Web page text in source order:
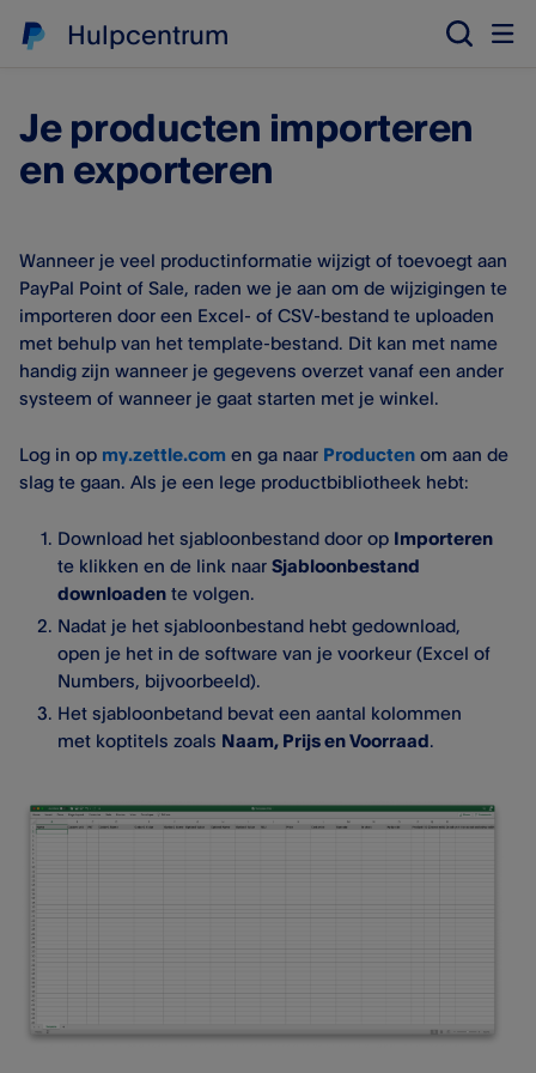
Hulpcentrum
Je producten importeren
en exporteren
Wanneer je veel productinformatie wijzigt of toevoegt aan
PayPal Point of Sale, raden we je aan om de wijzigingen te
importeren door een Excel- of CSV-bestand te uploaden
met behulp van het template-bestand. Dit kan met name
handig zijn wanneer je gegevens overzet vanaf een ander
systeem of wanneer je gaat starten met je winkel.
Log in op my.zettle.com en ga naar Producten om aan de
slag te gaan. Als je een lege productbibliotheek hebt:
Download het sjabloonbestand door op Importeren
te klikken en de link naar Sjabloonbestand
downloaden te volgen.
Nadat je het sjabloonbestand hebt gedownload,
open je het in de software van je voorkeur (Excel of
Numbers, bijvoorbeeld).
Het sjabloonbetand bevat een aantal kolommen
met koptitels zoals Naam, Prijs en Voorraad.